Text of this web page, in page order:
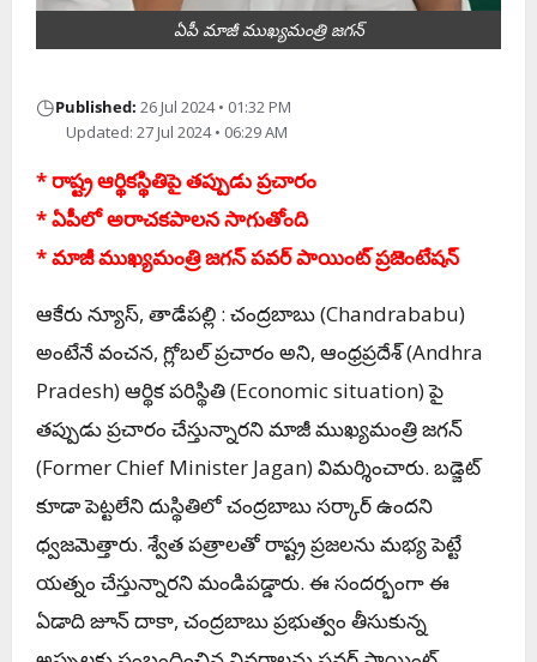
ఏపీ మాజీ ముఖ్య‌మంత్రి జ‌గ‌న్
◷Published: 26 Jul 2024 • 01:32 PM
Updated: 27 Jul 2024 • 06:29 AM
* రాష్ట్ర ఆర్థికస్థితిపై త‌ప్పుడు ప్ర‌చారం
* ఏపీలో అరాచ‌క‌పాల‌న సాగుతోంది
* మాజీ ముఖ్య‌మంత్రి జ‌గ‌న్ ప‌వ‌ర్ పాయింట్ ప్ర‌జెంటేష‌న్‌
ఆకేరు న్యూస్‌, తాడేప‌ల్లి : చంద్ర‌బాబు (Chandrababu)
అంటేనే వంచ‌న‌, గ్లోబ‌ల్ ప్ర‌చారం అని, ఆంధ్ర‌ప్ర‌దేశ్(Andhra
Pradesh)ఆర్థిక ప‌రిస్థితి (Economic situation)పై
త‌ప్పుడు ప్ర‌చారం చేస్తున్నార‌ని మాజీ ముఖ్య‌మంత్రి జ‌గ‌న్
(Former Chief Minister Jagan)విమ‌ర్శించారు. బడ్జెట్‌
కూడా పెట్టలేని దుస్థితిలో చంద్రబాబు సర్కార్ ఉందని
ధ్వజమెత్తారు. శ్వేత పత్రాలతో రాష్ట్ర ప్రజలను మభ్య పెట్టే
యత్నం చేస్తున్నారని మండిపడ్డారు. ఈ సందర్భంగా ఈ
ఏడాది జూన్‌ దాకా, చంద్రబాబు ప్రభుత్వం తీసుకున్న